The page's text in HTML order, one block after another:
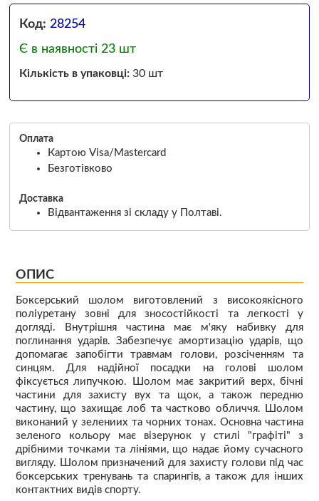
Код: 28254
Є в наявності 23 шт
Кількість в упаковці:30 шт
Оплата
Картою Visa/Mastercard
Безготівково
Доставка
Відвантаження зі складу у Полтаві.
ОПИС
Боксерський шолом виготовлений з високоякісного
поліуретану зовні для зносостійкості та легкості у
догляді. Внутрішня частина має м'яку набивку для
поглинання ударів. Забезпечує амортизацію ударів, що
допомагає запобігти травмам голови, розсіченням та
синцям. Для надійної посадки на голові шолом
фіксується липучкою. Шолом має закритий верх, бічні
частини для захисту вух та щок, а також передню
частину, що захищає лоб та частково обличчя. Шолом
виконаний у зелениих та чорних тонах. Основна частина
зеленого кольору має візерунок у стилі "графіті" з
дрібними точками та лініями, що надає йому сучасного
вигляду. Шолом призначений для захисту голови під час
боксерських тренувань та спарингів, а також для інших
контактних видів спорту.